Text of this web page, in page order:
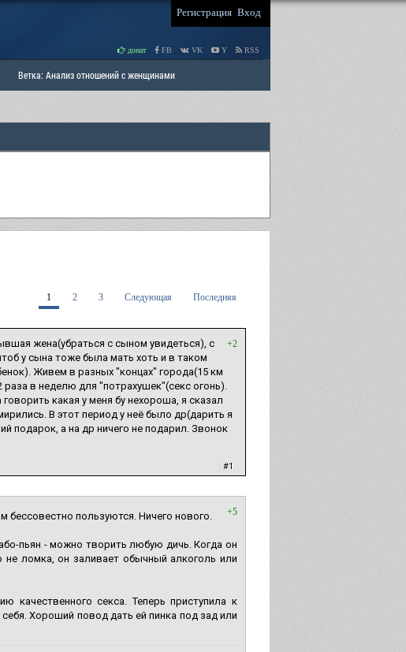
Регистрация Вход
донат FB VK Y RSS
Ветка: Анализ отношений с женщинами
1 2 3 Следующая Последняя
+2
жена(убраться с сыном увидеться), с
у сына тоже была мать хоть и в таком
Живем в разных "концах" города(15 км
в неделю для "потрахушек"(секс огонь).
какая у меня бу нехороша, я сказал
В этот период у неё было др(дарить я
подарок, а на др ничего не подарил. Звонок
#1
+5
бессовестно пользуются. Ничего нового.
пьян - можно творить любую дичь. Когда он
не ломка, он заливает обычный алкоголь или
качественного секса. Теперь приступила к
Хороший повод дать ей пинка под зад или